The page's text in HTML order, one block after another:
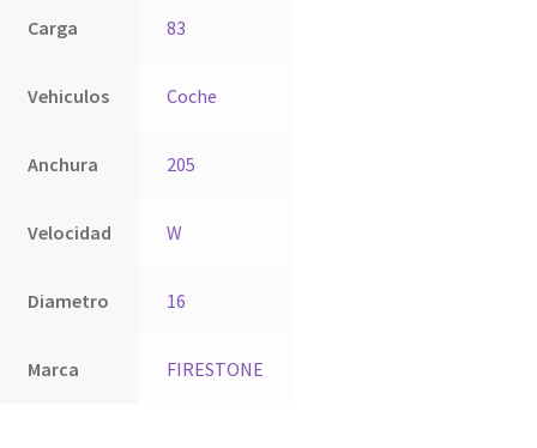
Carga 83
Vehiculos Coche
Anchura 205
Velocidad W
Diametro 16
Marca FIRESTONE